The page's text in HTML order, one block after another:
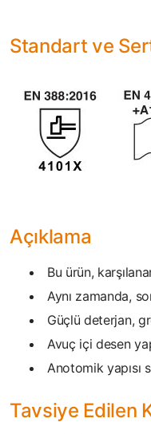
Standart ve
Açıklama
Bu ürün,
Aynı zamanda,
Güçlü deterjan,
Avuç içi desen
Anotomik yapısı
Tavsiye Edilen